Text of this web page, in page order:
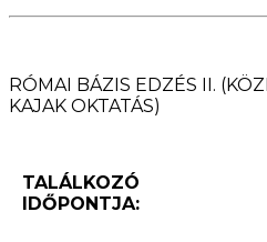
RÓMAI BÁZIS EDZÉS II.
KAJAK OKTATÁS)
TALÁLKOZÓ
IDŐPONTJA: